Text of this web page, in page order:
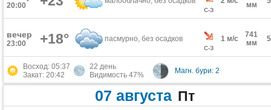
20:00
С-З
мм
вечер
23:00 +18° пасмурно, без осадков
С-З
1 м/с
741
мм
Восход: 05:37
Закат: 20:42
22 день
Видимость 47%
Магн. бури: 2
07 августа Пт